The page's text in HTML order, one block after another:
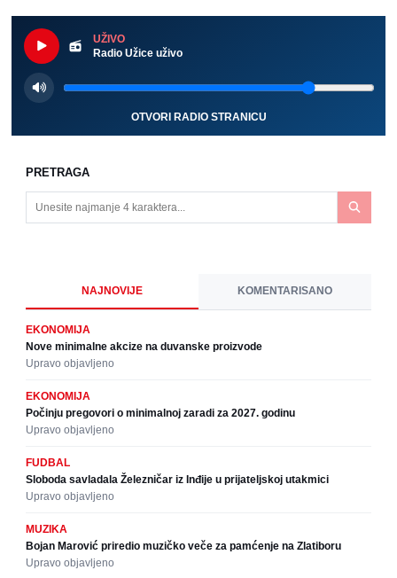
UŽIVO
Radio Užice uživo
OTVORI RADIO STRANICU
PRETRAGA
NAJNOVIJE KOMENTARISANO
EKONOMIJA
Nove minimalne akcize na duvanske proizvode
Upravo objavljeno
EKONOMIJA
Počinju pregovori o minimalnoj zaradi za 2027. godinu
Upravo objavljeno
FUDBAL
Sloboda savladala Železničar iz Inđije u prijateljskoj utakmici
Upravo objavljeno
MUZIKA
Bojan Marović priredio muzičko veče za pamćenje na Zlatiboru
Upravo objavljeno